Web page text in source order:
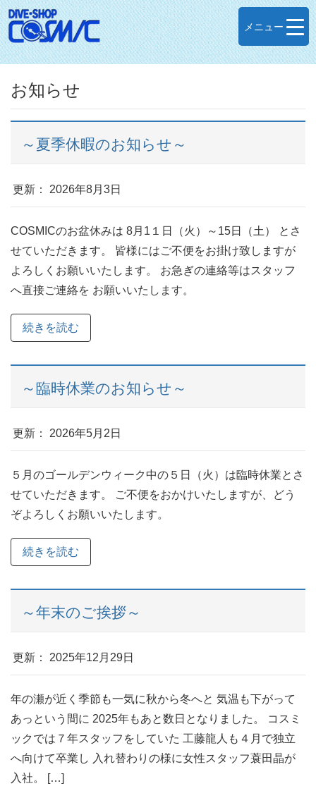
メニュー
お知らせ
～夏季休暇のお知らせ～
更新： 2026年8月3日
COSMICのお盆休みは 8月1１日（火）～15日（土） とさ
せていただきます。 皆様にはご不便をお掛け致しますが
よろしくお願いいたします。 お急ぎの連絡等はスタッフ
へ直接ご連絡を お願いいたします。
続きを読む
～臨時休業のお知らせ～
更新： 2026年5月2日
５月のゴールデンウィーク中の５日（火）は臨時休業とさ
せていただきます。 ご不便をおかけいたしますが、どう
ぞよろしくお願いいたします。
続きを読む
～年末のご挨拶～
更新： 2025年12月29日
年の瀬が近く季節も一気に秋から冬へと 気温も下がって
あっという間に 2025年もあと数日となりました。 コスミ
ックでは７年スタッフをしていた 工藤龍人も４月で独立
へ向けて卒業し 入れ替わりの様に女性スタッフ蓑田晶が
入社。 […]